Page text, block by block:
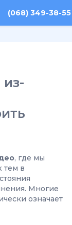
(068) 349-38-55
из-
, где мы
тем в
Многие
означает